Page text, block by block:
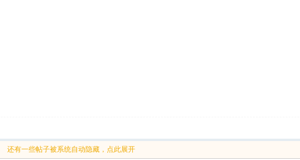
还有一些帖子被系统自动隐藏，点此展开